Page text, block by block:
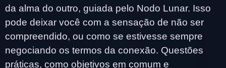
da alma do outro, guiada pelo Nodo Lunar. Isso
pode deixar você com a sensação de não ser
compreendido, ou como se estivesse sempre
negociando os termos da conexão. Questões
práticas, como objetivos em comum e